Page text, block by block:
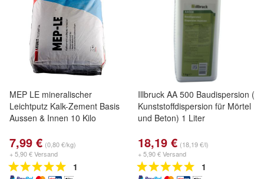
MEP LE mineralischer
Leichtputz Kalk-Zement Basis
Aussen & Innen 10 Kilo
7,99 € (0,80 €/kg)
+ 5,90 € Versand
1
Illbruck AA 500 Baudispersion (
Kunststoffdispersion für Mörtel
und Beton) 1 Liter
18,19 € (18,19 €/l)
+ 5,90 € Versand
1